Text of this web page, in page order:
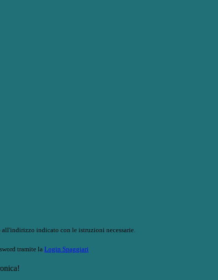
all'indirizzo indicato con le istruzioni necessarie.
tramite la Login Spaggiari